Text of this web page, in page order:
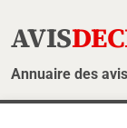
AVIS
Annuaire des